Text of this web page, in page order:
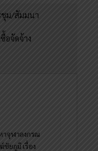
ชุม/สัมมนา
อจัดจ้าง
าจุฬาลงกรณ
ชัยภูมิ เรื่อง